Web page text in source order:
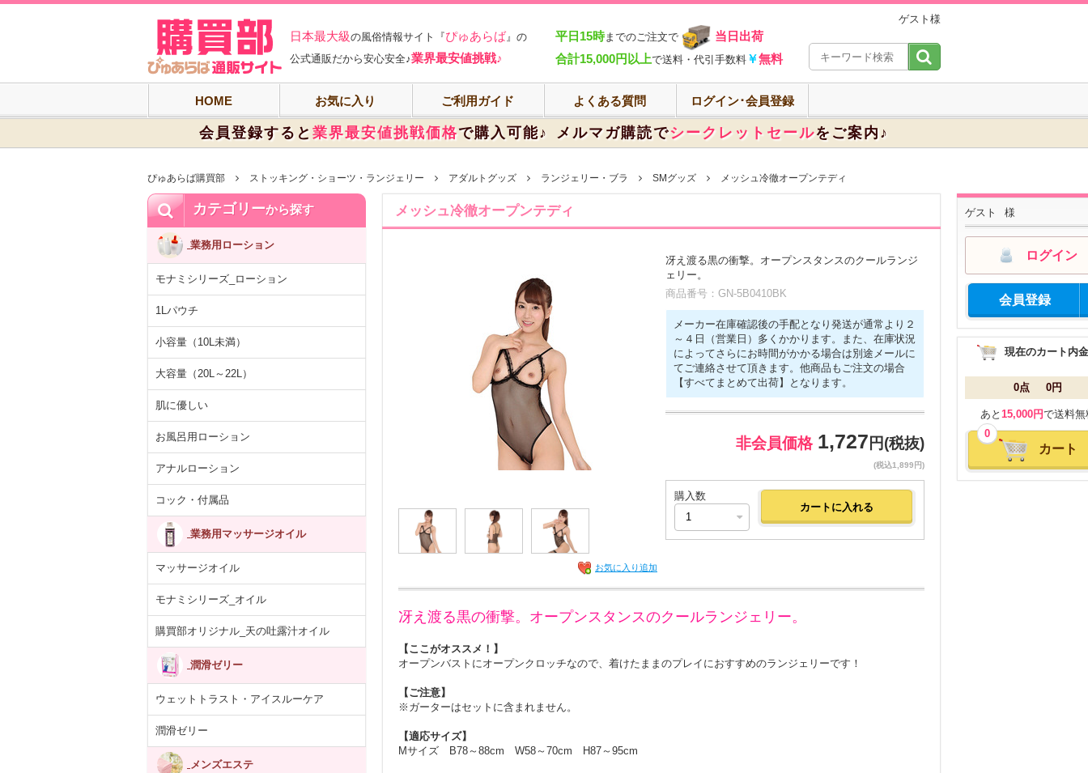
ゲスト様
日本最大級の風俗情報サイト『ぴゅあらば』の
公式通販だから安心安全♪業界最安値挑戦♪
平日15時までのご注文で
当日出荷
合計15,000円以上で送料・代引手数料 ￥無料
HOME お気に入り ご利用ガイド よくある質問 ログイン･会員登録
会員登録すると 業界最安値挑戦価格で購入可能♪ メルマガ購読でシークレットセールをご案内♪
ぴゅあらば購買部 ストッキング・ショーツ・ランジェリー アダルトグッズ ランジェリー・ブラ SMグッズ メッシュ冷徹オープンテディ
ゲスト 様
ログイン
会員登録
現在のカート内
0点 0円
あと 15,000円で送料無
0
カート
カテゴリーから探す
業務用ローション
モナミシリーズ_ローション
1Lパウチ
小容量（10L未満）
大容量（20L～22L）
肌に優しい
お風呂用ローション
アナルローション
コック・付属品
業務用マッサージオイル
マッサージオイル
モナミシリーズ_オイル
購買部オリジナル_天の吐露汁オイル
潤滑ゼリー
ウェットトラスト・アイスルーケア
潤滑ゼリー
メンズエステ
メッシュ冷徹オープンテディ
お気に入り追加
冴え渡る黒の衝撃。オープンスタンスのクールランジ
ェリー。
商品番号：GN-5B0410BK
メーカー在庫確認後の手配となり発送が通常より２
～４日（営業日）多くかかります。また、在庫状況
によってさらにお時間がかかる場合は別途メールに
てご連絡させて頂きます。他商品もご注文の場合
【すべてまとめて出荷】となります。
非会員価格 1,727 円(税抜)
(税込1,899円)
購入数
冴え渡る黒の衝撃。オープンスタンスのクールランジェリー。
【ここがオススメ！】
オープンバストにオープンクロッチなので、着けたままのプレイにおすすめのランジェリーです！
【ご注意】
※ガーターはセットに含まれません。
【適応サイズ】
Mサイズ B78～88cm W58～70cm H87～95cm